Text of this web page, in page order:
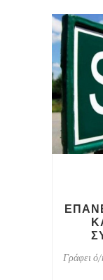
Γράφει